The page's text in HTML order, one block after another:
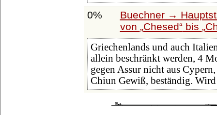
0%
Buechner →
von Chesed bis
Griechenlands und auch
allein beschränkt werden, 4
gegen Assur nicht aus
Chiun Gewiß, beständig.